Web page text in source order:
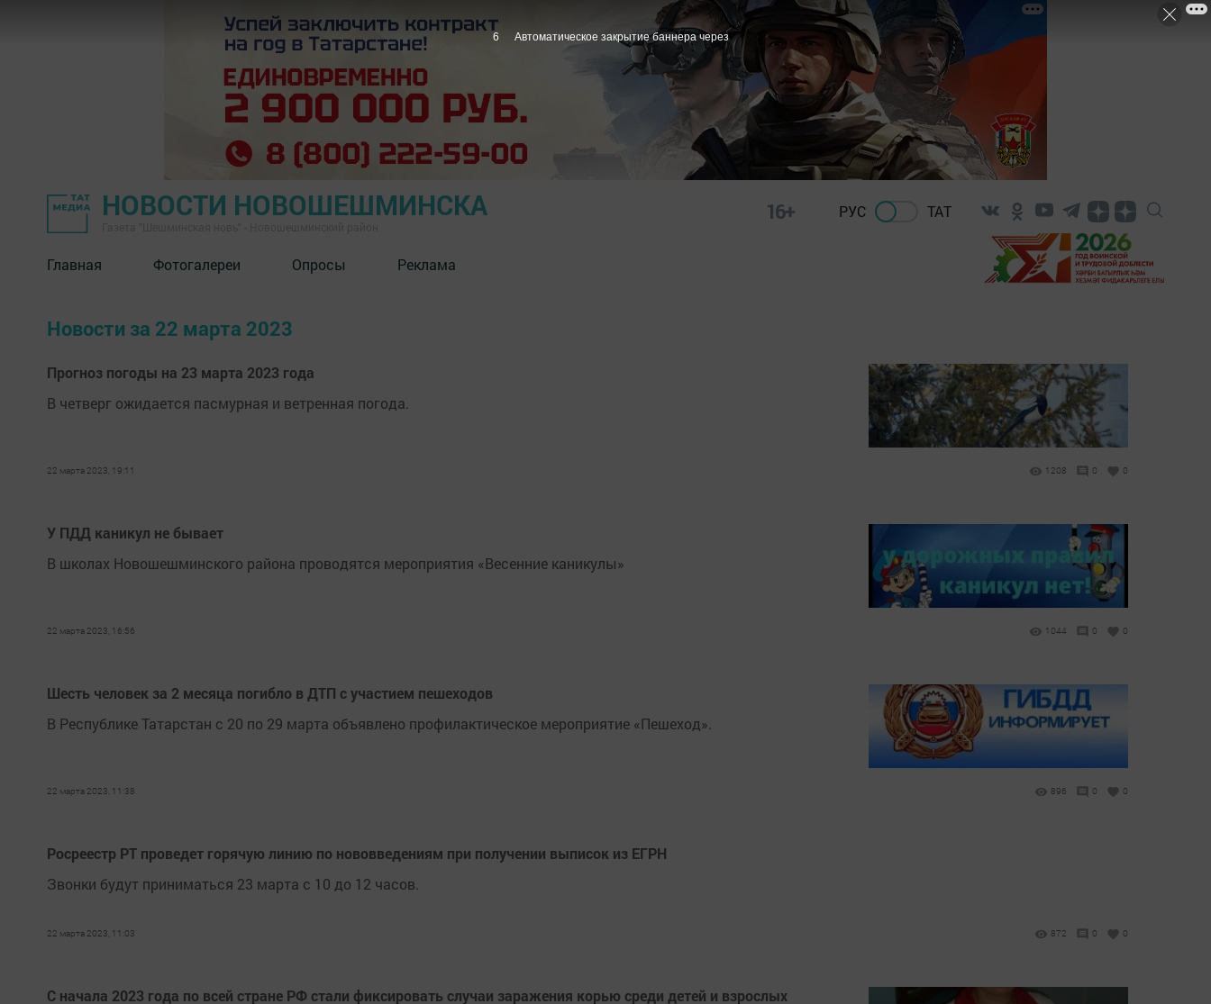
НОВОСТИ НОВОШЕШМИНСКА 16+ РУС ТАТ
Главная Фотогалереи Опросы Реклама
Новости за 22 марта 2023
Прогноз погоды на 23 марта 2023 года
В четверг ожидается пасмурная и ветренная погода.
22 марта 2023, 19:11 1208 0 0
У ПДД каникул не бывает
В школах Новошешминского района проводятся мероприятия «Весенние каникулы»
22 марта 2023, 16:56 1044 0 0
Шесть человек за 2 месяца погибло в ДТП с участием пешеходов
В Республике Татарстан с 20 по 29 марта объявлено профилактическое мероприятие «Пешеход».
22 марта 2023, 11:38 896 0 0
Росреестр РТ проведет горячую линию по нововведениям при получении выписок из ЕГРН
Звонки будут приниматься 23 марта с 10 до 12 часов.
22 марта 2023, 11:03 872 0 0
С начала 2023 года по всей стране РФ стали фиксировать случаи заражения корью среди детей и взрослых
5 Автоматическое закрытие баннера через